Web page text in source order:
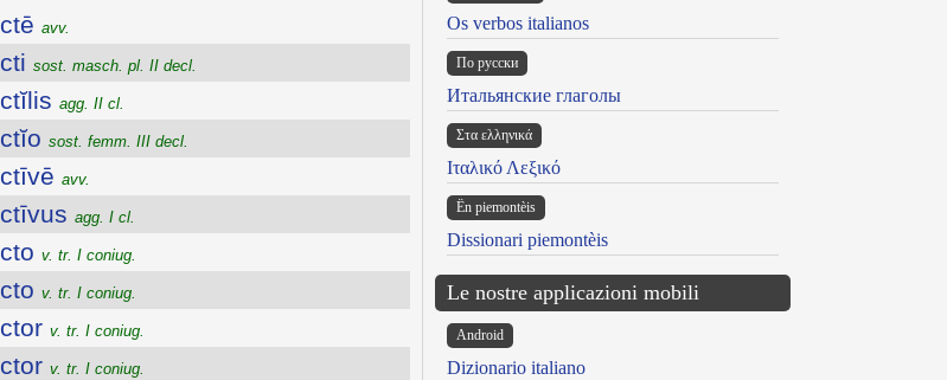
avv.
sost. masch. pl. II decl.
agg. II cl.
sost. femm. III decl.
avv.
agg. I cl.
v. tr. I coniug.
v. tr. I coniug.
v. tr. I coniug.
v. tr. I coniug.
Os verbos italianos
По русски
Итальянские глаголы
Στα ελληνικά
Ιταλικό Λεξικό
Ën piemontèis
Dissionari piemontèis
Le nostre applicazioni mobili
Android
Dizionario italiano